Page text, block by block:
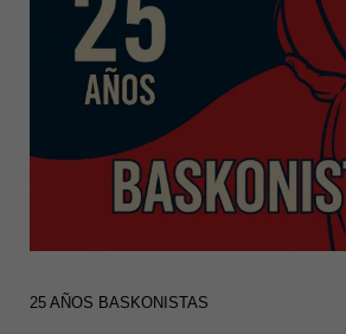
25 AÑOS BASKONISTAS